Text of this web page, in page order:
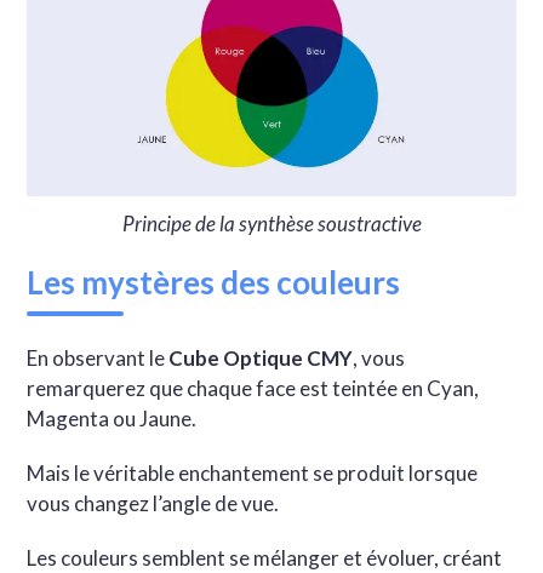
Principe de la synthèse soustractive
Les mystères des couleurs
En observant leCube Optique CMY, vous
remarquerez que chaque face est teintée en Cyan,
Magenta ou Jaune.
Mais le véritable enchantement se produit lorsque
vous changez l’angle de vue.
Les couleurs semblent se mélanger et évoluer, créant